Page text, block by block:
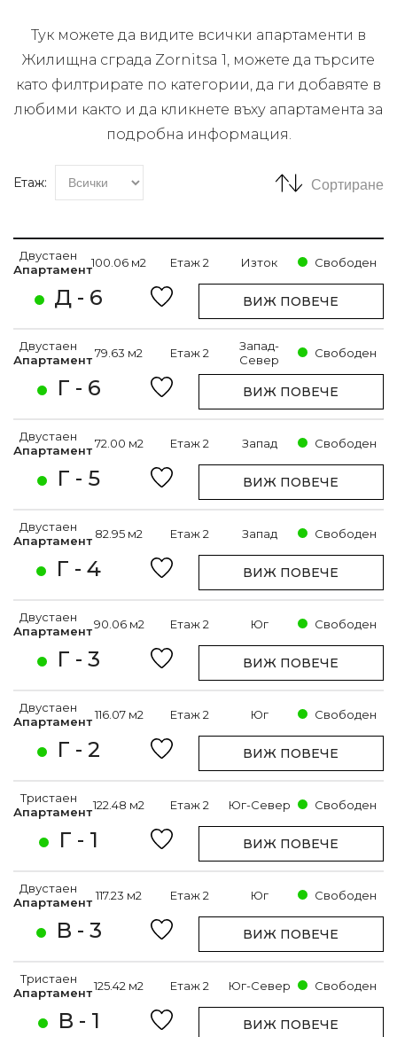
Тук можете да видите всички апартаменти в
Жилищна сграда Zornitsa 1, можете да търсите
като филтрирате по категории, да ги добавяте в
любими както и да кликнете въху апартамента за
подробна информация.
Етаж: Сортиране
Д - 6
Двустаен
Апартамент100.06 м2 Етаж 2 Изток Свободен
ВИЖ ПОВЕЧЕ
Г - 6
Двустаен
Апартамент79.63 м2 Етаж 2
Запад-
Север
Свободен
ВИЖ ПОВЕЧЕ
Г - 5
Двустаен
Апартамент72.00 м2 Етаж 2 Запад Свободен
ВИЖ ПОВЕЧЕ
Г - 4
Двустаен
Апартамент 82.95 м2 Етаж 2 Запад Свободен
ВИЖ ПОВЕЧЕ
Г - 3
Двустаен
Апартамент90.06 м2 Етаж 2 Юг Свободен
ВИЖ ПОВЕЧЕ
Г - 2
Двустаен
Апартамент116.07 м2 Етаж 2 Юг Свободен
ВИЖ ПОВЕЧЕ
Г - 1
Тристаен
Апартамент122.48 м2 Етаж 2 Юг-Север Свободен
ВИЖ ПОВЕЧЕ
В - 3
Двустаен
Апартамент 117.23 м2 Етаж 2 Юг Свободен
ВИЖ ПОВЕЧЕ
В - 1
Тристаен
Апартамент125.42 м2 Етаж 2 Юг-Север Свободен
ВИЖ ПОВЕЧЕ